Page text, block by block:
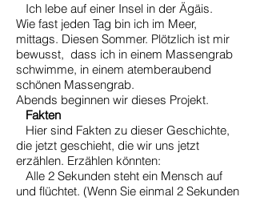
Ich lebe auf einer Insel in der Ägäis.
Wie fast jeden Tag bin ich im Meer,
mittags. Diesen Sommer. Plötzlich ist mir
bewusst, dass ich in einem Massengrab
schwimme, in einem atemberaubend
schönen Massengrab.
Abends beginnen wir dieses Projekt.
Fakten
Hier sind Fakten zu dieser Geschichte,
die jetzt geschieht, die wir uns jetzt
erzählen. Erzählen könnten:
Alle 2 Sekunden steht ein Mensch auf
und flüchtet. (Wenn Sie einmal 2 Sekunden